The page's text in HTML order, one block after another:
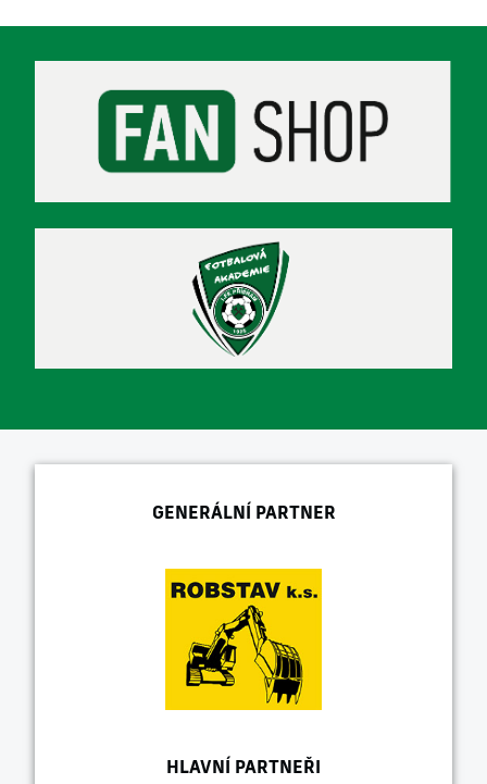
GENERÁLNÍ PARTNER
HLAVNÍ PARTNEŘI